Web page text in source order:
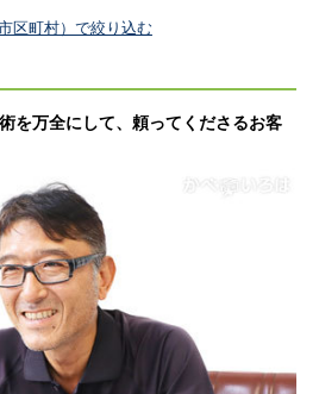
区町村）で絞り込む
を万全にして、頼ってくださるお客